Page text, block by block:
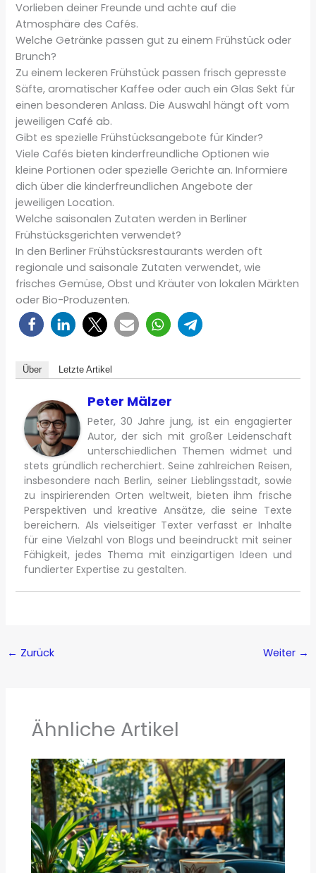
Vorlieben deiner Freunde und achte auf die
Atmosphäre des Cafés.
Welche Getränke passen gut zu einem Frühstück oder
Brunch?
Zu einem leckeren Frühstück passen frisch gepresste
Säfte, aromatischer Kaffee oder auch ein Glas Sekt für
einen besonderen Anlass. Die Auswahl hängt oft vom
jeweiligen Café ab.
Gibt es spezielle Frühstücksangebote für Kinder?
Viele Cafés bieten kinderfreundliche Optionen wie
kleine Portionen oder spezielle Gerichte an. Informiere
dich über die kinderfreundlichen Angebote der
jeweiligen Location.
Welche saisonalen Zutaten werden in Berliner
Frühstücksgerichten verwendet?
In den Berliner Frühstücksrestaurants werden oft
regionale und saisonale Zutaten verwendet, wie
frisches Gemüse, Obst und Kräuter von lokalen Märkten
oder Bio-Produzenten.
Über Letzte Artikel
Peter Mälzer
Peter, 30 Jahre jung, ist ein engagierter
Autor, der sich mit großer Leidenschaft
unterschiedlichen Themen widmet und
stets gründlich recherchiert. Seine zahlreichen Reisen,
insbesondere nach Berlin, seiner Lieblingsstadt, sowie
zu inspirierenden Orten weltweit, bieten ihm frische
Perspektiven und kreative Ansätze, die seine Texte
bereichern. Als vielseitiger Texter verfasst er Inhalte
für eine Vielzahl von Blogs und beeindruckt mit seiner
Fähigkeit, jedes Thema mit einzigartigen Ideen und
fundierter Expertise zu gestalten.
← Zurück Weiter →
Ähnliche Artikel